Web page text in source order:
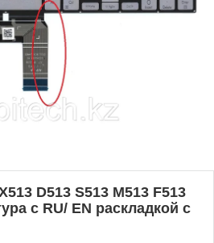
D513 S513 M513 F513
c RU/ EN раскладкой c